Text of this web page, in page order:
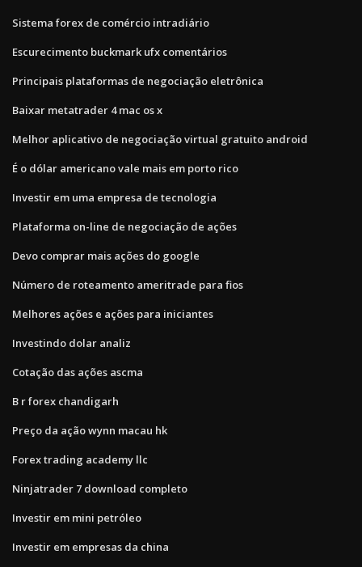
Sistema forex de comércio intradiário
Escurecimento buckmark ufx comentários
Principais plataformas de negociação eletrônica
Baixar metatrader 4 mac os x
Melhor aplicativo de negociação virtual gratuito android
É o dólar americano vale mais em porto rico
Investir em uma empresa de tecnologia
Plataforma on-line de negociação de ações
Devo comprar mais ações do google
Número de roteamento ameritrade para fios
Melhores ações e ações para iniciantes
Investindo dolar analiz
Cotação das ações ascma
B r forex chandigarh
Preço da ação wynn macau hk
Forex trading academy llc
Ninjatrader 7 download completo
Investir em mini petróleo
Investir em empresas da china